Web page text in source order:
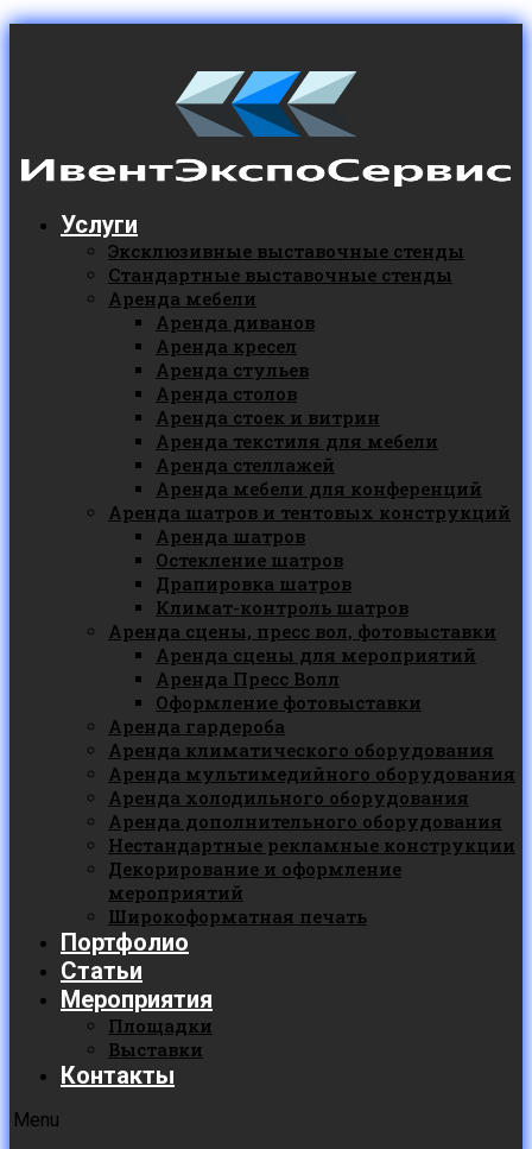
Услуги
Эксклюзивные выставочные стенды
Стандартные выставочные стенды
Аренда мебели
Аренда диванов
Аренда кресел
Аренда стульев
Аренда столов
Аренда стоек и витрин
Аренда текстиля для мебели
Аренда стеллажей
Аренда мебели для конференций
Аренда шатров и тентовых конструкций
Аренда шатров
Остекление шатров
Драпировка шатров
Климат-контроль шатров
Аренда сцены, пресс вол, фотовыставки
Аренда сцены для мероприятий
Аренда Пресс Волл
Оформление фотовыставки
Аренда гардероба
Аренда климатического оборудования
Аренда мультимедийного оборудования
Аренда холодильного оборудования
Аренда дополнительного оборудования
Нестандартные рекламные конструкции
Декорирование и оформление
мероприятий
Широкоформатная печать
Портфолио
Статьи
Мероприятия
Площадки
Выставки
Контакты
Menu